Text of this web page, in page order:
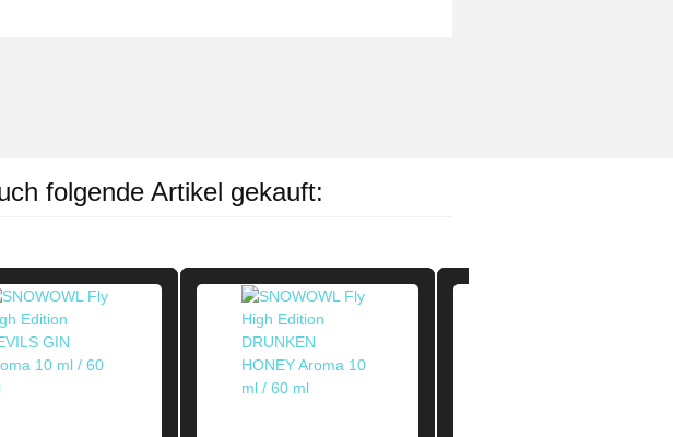
folgende Artikel gekauft: